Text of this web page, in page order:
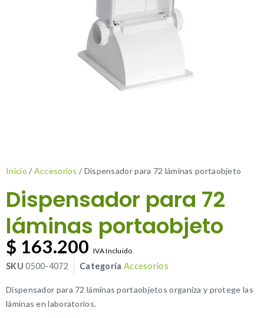
Inicio / Accesorios / Dispensador para 72 láminas portaobjeto
Dispensador para 72
láminas portaobjeto
$ 163.200 IVA Incluido
SKU0500-4072 Categoría Accesorios
Dispensador para 72 láminas portaobjetos organiza y protege las
láminas en laboratorios.